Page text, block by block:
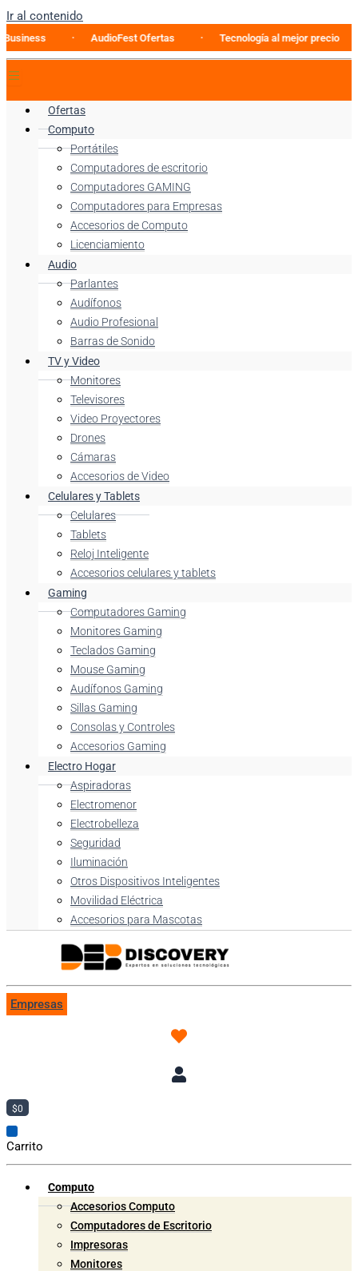
Ir al contenido
AudioFest Ofertas Tecnología al mejor precio
Ofertas
Computo
Portátiles
Computadores de escritorio
Computadores GAMING
Computadores para Empresas
Accesorios de Computo
Licenciamiento
Audio
Parlantes
Audífonos
Audio Profesional
Barras de Sonido
TV y Video
Monitores
Televisores
Video Proyectores
Drones
Cámaras
Accesorios de Video
Celulares y Tablets
Celulares
Tablets
Reloj Inteligente
Accesorios celulares y tablets
Gaming
Computadores Gaming
Monitores Gaming
Teclados Gaming
Mouse Gaming
Audífonos Gaming
Sillas Gaming
Consolas y Controles
Accesorios Gaming
Electro Hogar
Aspiradoras
Electromenor
Electrobelleza
Seguridad
Iluminación
Otros Dispositivos Inteligentes
Movilidad Eléctrica
Accesorios para Mascotas
Empresas
$0
Carrito
Computo
Accesorios Computo
Computadores de Escritorio
Impresoras
Monitores